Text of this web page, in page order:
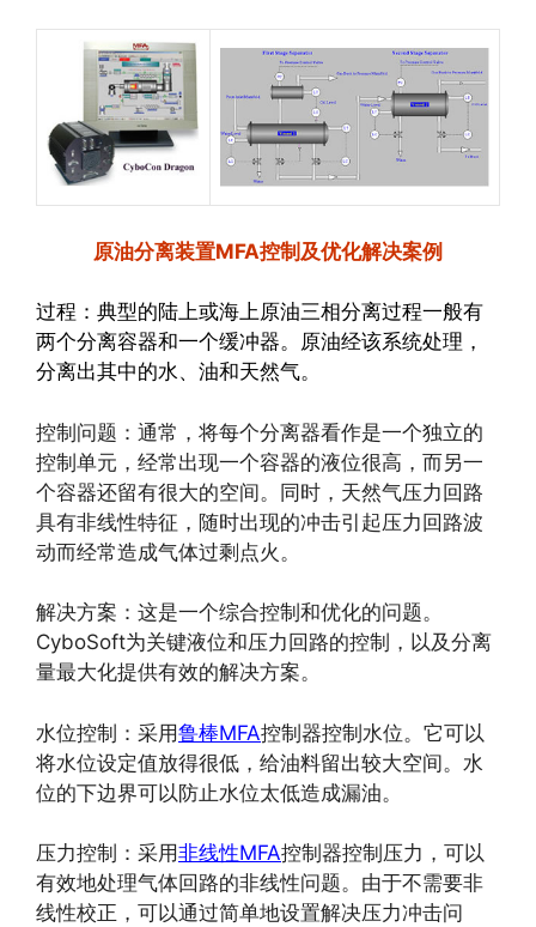
原油分离装置MFA控制及优化解决案例
过程：典型的陆上或海上原油三相分离过程一般有
两个分离容器和一个缓冲器。原油经该系统处理，
分离出其中的水、油和天然气。
控制问题：通常，将每个分离器看作是一个独立的
控制单元，经常出现一个容器的液位很高，而另一
个容器还留有很大的空间。同时，天然气压力回路
具有非线性特征，随时出现的冲击引起压力回路波
动而经常造成气体过剩点火。
解决方案：这是一个综合控制和优化的问题。
CyboSoft为关键液位和压力回路的控制，以及分离
量最大化提供有效的解决方案。
水位控制：采用鲁棒MFA控制器控制水位。它可以
将水位设定值放得很低，给油料留出较大空间。水
位的下边界可以防止水位太低造成漏油。
压力控制：采用非线性MFA控制器控制压力，可以
有效地处理气体回路的非线性问题。由于不需要非
线性校正，可以通过简单地设置解决压力冲击问